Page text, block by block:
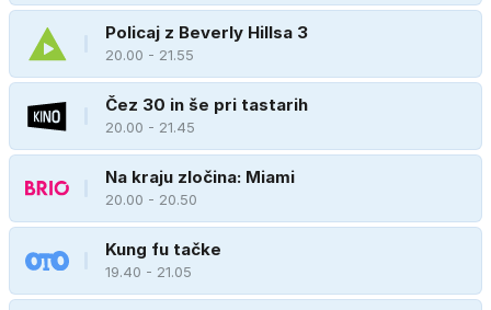
Policaj z Beverly Hillsa 3
20.00 - 21.55
Čez 30 in še pri tastarih
20.00 - 21.45
Na kraju zločina: Miami
20.00 - 20.50
Kung fu tačke
19.40 - 21.05